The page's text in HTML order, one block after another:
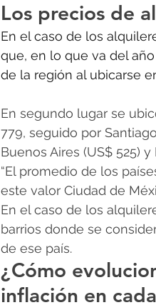
Los precios de
En el caso de los
que, en lo que va del
de la región al ubicarse
En segundo lugar se
779, seguido por
Buenos Aires (US$ 525) y
“El promedio de los
este valor Ciudad de
En el caso de los
barrios donde se
de ese país.
¿Cómo
inflación en